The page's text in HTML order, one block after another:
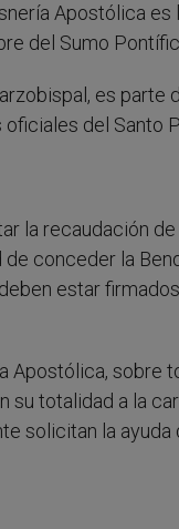
Apostólica
del Sumo
es parte
del Santo
la recaudación
conceder la
estar
Apostólica, sobre
su totalidad a la
solicitan la ayuda